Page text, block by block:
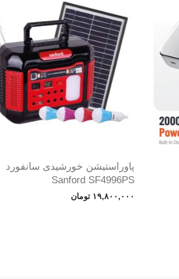
پاوراستیشن خورشیدی سانفورد
Sanford SF4996PS
۱۹,۸۰۰,۰۰۰ تومان